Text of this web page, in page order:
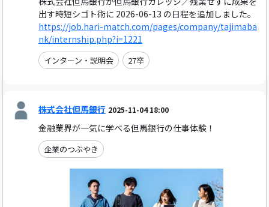
出す時短シゴト術に 2026-06-13 の日程を追加しました。
https://job.hari-match.com/pages/company/tajimaba
nk/internship.php?i=1221
インターン・説明会 27卒
株式会社但馬銀行 2025-11-04 18:00
金融業界が一気に学べる但馬銀行の仕事体験！
企業のつぶやき